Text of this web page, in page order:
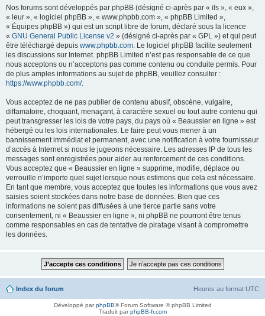
Nos forums sont développés par phpBB (désigné ci-après par « ils », « eux »,
« leur », « logiciel phpBB », « www.phpbb.com », « phpBB Limited »,
« Équipes phpBB ») qui est un script libre de forum, déclaré sous la licence
« GNU General Public License v2 » (désigné ci-après par « GPL ») et qui peut
être téléchargé depuis www.phpbb.com. Le logiciel phpBB facilite seulement
les discussions sur Internet. phpBB Limited n’est pas responsable de ce que
nous acceptons ou n’acceptons pas comme contenu ou conduite permis. Pour
de plus amples informations au sujet de phpBB, veuillez consulter :
https://www.phpbb.com/.
Vous acceptez de ne pas publier de contenu abusif, obscène, vulgaire,
diffamatoire, choquant, menaçant, à caractère sexuel ou tout autre contenu qui
peut transgresser les lois de votre pays, du pays où « Beaussier en ligne » est
hébergé ou les lois internationales. Le faire peut vous mener à un
bannissement immédiat et permanent, avec une notification à votre fournisseur
d’accès à Internet si nous le jugeons nécessaire. Les adresses IP de tous les
messages sont enregistrées pour aider au renforcement de ces conditions.
Vous acceptez que « Beaussier en ligne » supprime, modifie, déplace ou
verrouille n’importe quel sujet lorsque nous estimons que cela est nécessaire.
En tant que membre, vous acceptez que toutes les informations que vous avez
saisies soient stockées dans notre base de données. Bien que ces
informations ne soient pas diffusées à une tierce partie sans votre
consentement, ni « Beaussier en ligne », ni phpBB ne pourront être tenus
comme responsables en cas de tentative de piratage visant à compromettre
les données.
Index du forum Heures au format UTC
Développé parphpBB® Forum Software © phpBB Limited
Traduit parphpBB-fr.com